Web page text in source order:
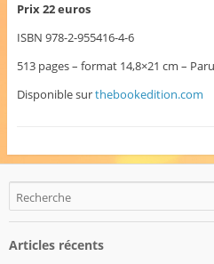
Prix 22 euros
ISBN 978-2-955416-4-6
513 pages – format 14,8×21 cm –
Disponible surthebookedition.com
Articles récents